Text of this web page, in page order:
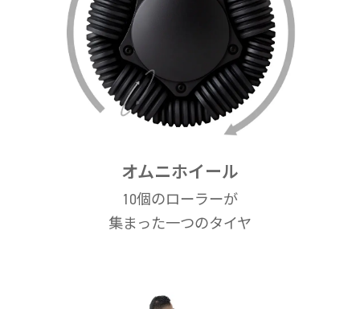
オムニホイール
10個のローラーが
集まった一つのタイヤ